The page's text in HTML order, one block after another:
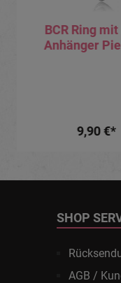
BCR Ring
Anhänger
9,90 €*
SHOP
AGB /